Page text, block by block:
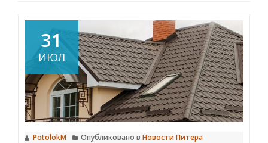
31
ИЮЛ
PotolokM Опубликовано в Новости Питера